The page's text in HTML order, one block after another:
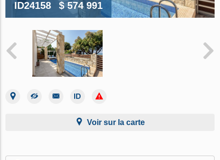
ID24158 $ 574 991
Voir sur la carte